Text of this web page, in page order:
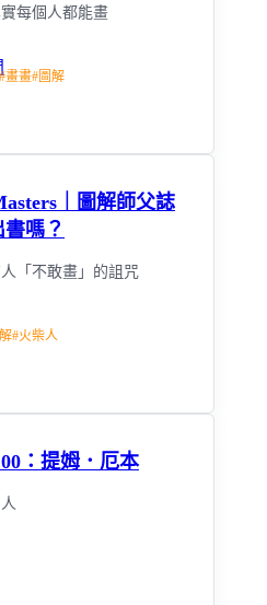
每個人都能畫
#畫畫#圖解
｜圖解師父誌
嗎？
「不敢畫」的詛咒
#火柴人
：提姆．厄本